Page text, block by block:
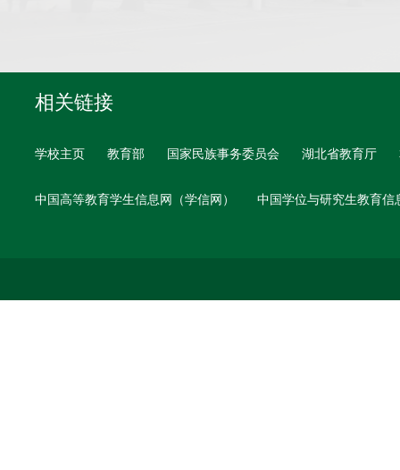
相关链接
学校主页 教育部 国家民族事务委员会 湖北省教育厅
中国高等教育学生信息网（学信网） 中国学位与研究生教育信